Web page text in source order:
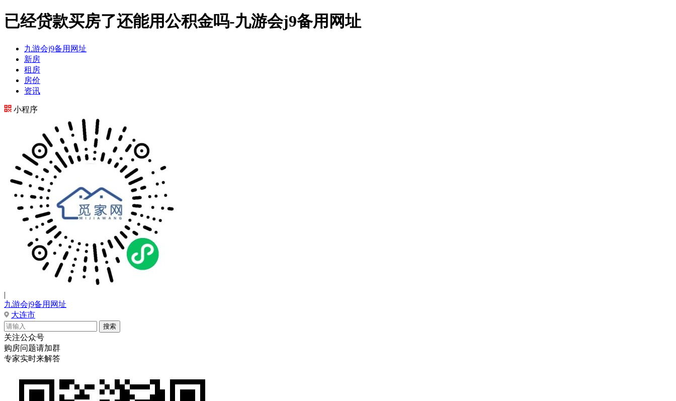
已经贷款买房了还能用公积金吗-九游会j9备用网址
九游会j9备用网址
新房
租房
房价
资讯
小程序
|
九游会j9备用网址
大连市
关注公众号
购房问题请加群
专家实时来解答